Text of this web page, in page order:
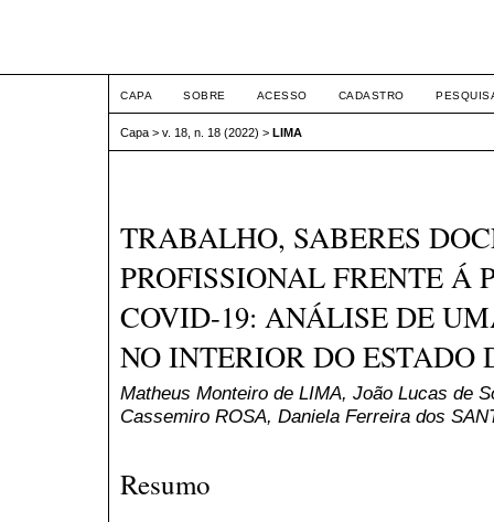
CAPA SOBRE ACESSO CADASTRO
Capa > v. 18, n. 18 (2022) > LIMA
TRABALHO, SABERES
PROFISSIONAL FRENTE Á
COVID-19: ANÁLISE DE
NO INTERIOR DO ESTADO
Matheus Monteiro de LIMA, João Lucas de
Cassemiro ROSA, Daniela Ferreira dos
Resumo